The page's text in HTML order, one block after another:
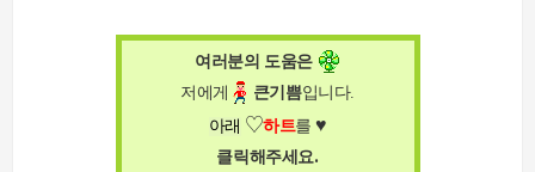
여러분의 도움은
저에게
큰기쁨입니다.
아래 ♡하트를 ♥
클릭해주세요.